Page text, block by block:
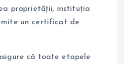
proprietății, instituția
un certificat de
că toate etapele